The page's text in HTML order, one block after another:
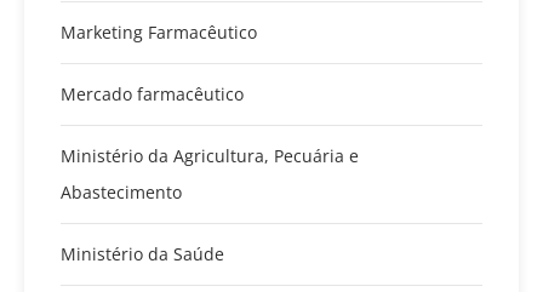
Marketing Farmacêutico
Mercado farmacêutico
Ministério da Agricultura, Pecuária e
Abastecimento
Ministério da Saúde